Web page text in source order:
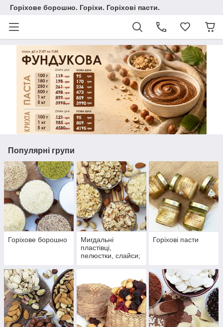
Горіхове борошно. Горіхи. Горіхові пасти.
Популярні групи
Горіхове борошно
Мигдальні
пластівці,
пелюстки, слайси;
фісташки, арахісу
Горіхові пасти